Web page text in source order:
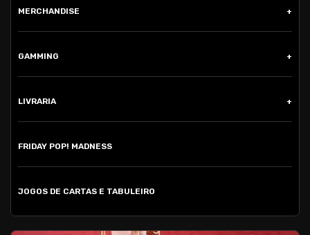
MERCHANDISE
GAMMING
LIVRARIA
FRIDAY POP! MADNESS
JOGOS DE CARTAS E TABULEIRO